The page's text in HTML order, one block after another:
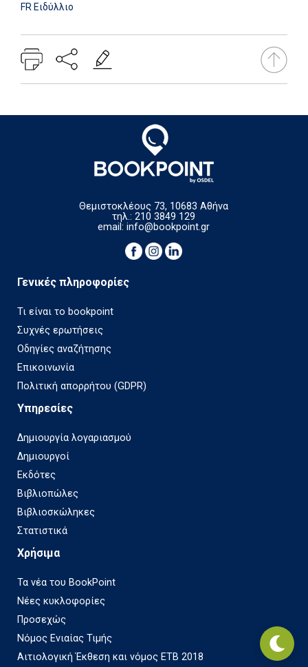
FR Ειδύλλιο
Θεμιστοκλέους 73, 10683 Αθήνα
τηλ.: 210 3849 129
email:info@bookpoint.gr
Γενικές πληροφορίες
Τι είναι το bookpoint
Συχνές ερωτήσεις
Οδηγίες αναζήτησης
Επικοινωνία
Πολιτική απορρήτου (GDPR)
Υπηρεσίες
Δημιουργία λογαριασμού
Δημιουργοί
Εκδότες
Βιβλιοπώλες
Βιβλιοσκώληκες
Στατιστικά
Χρήσιμα
Τα νέα του BookPoint
Νέες κυκλοφορίες
Προσεχώς
Νόμος Ενιαίας Τιμής
Αιτιολογική Έκθεση και νόμος ΕΤΒ 2018